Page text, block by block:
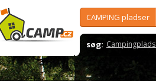
CAMPING pladser
søg: